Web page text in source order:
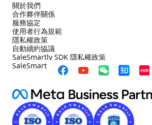
關於我們
合作夥伴關係
服務協定
使用者行為規範
隱私權政策
自動續約協議
SaleSmartly SDK 隱私權政策
SaleSmartly SDK 合規配置指引